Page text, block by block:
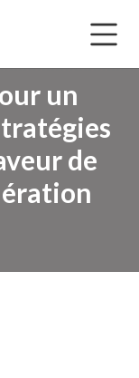
un
de